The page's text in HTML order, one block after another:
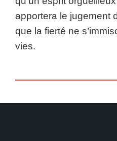
apportera le jugement
que la fierté ne
vies.